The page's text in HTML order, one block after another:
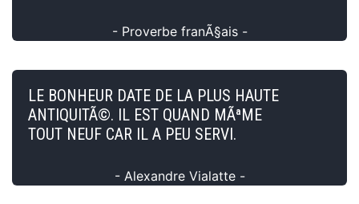
- Proverbe franÃ§ais -
LE BONHEUR DATE DE LA PLUS HAUTE
ANTIQUITÃ©. IL EST QUAND MÃªME
TOUT NEUF CAR IL A PEU SERVI.
- Alexandre Vialatte -